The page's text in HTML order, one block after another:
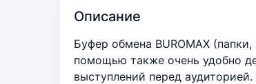
Описание
Буфер обмена BUROMAX
помощью также очень удобно
выступлений перед